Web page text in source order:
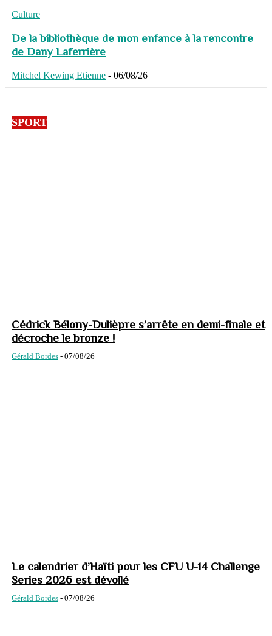
Culture
De la bibliothèque de mon enfance à la rencontre
de Dany Laferrière
Mitchel Kewing Etienne - 06/08/26
SPORT
Cédrick Bélony-Dulièpre s’arrête en demi-finale et
décroche le bronze !
Gérald Bordes - 07/08/26
Le calendrier d’Haïti pour les CFU U-14 Challenge
Series 2026 est dévoilé
Gérald Bordes - 07/08/26